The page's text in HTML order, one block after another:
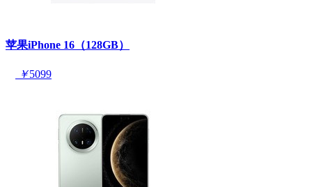
苹果iPhone 16（128GB）
￥5099